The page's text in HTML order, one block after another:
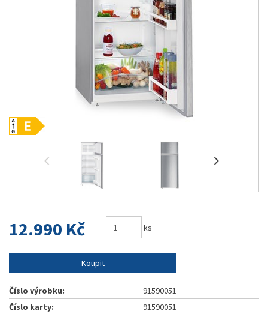
12.990 Kč ks
Koupit
Číslo výrobku:
91590051
Číslo karty:
91590051